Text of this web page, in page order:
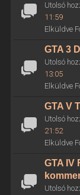
Utolsó
11:59
Elküldve
GTA 3
Utolsó
13:05
Elküldve
GTA V
Utolsó
21:52
Elküldve
GTA IV
Utolsó